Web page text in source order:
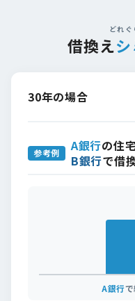
どれぐ
借換え
30年の場合
参考例 A銀行の住
B銀行で借
A銀行